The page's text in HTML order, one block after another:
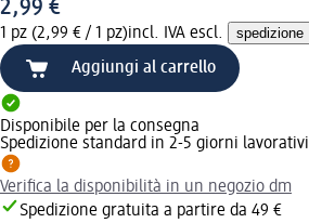
2,99 €
1 pz (2,99 € / 1 pz)incl. IVA escl. spedizione
Aggiungi al carrello
Disponibile per la consegna
Spedizione standard in 2-5 giorni lavorativi
Verifica la disponibilità in un negozio dm
Spedizione gratuita a partire da 49 €